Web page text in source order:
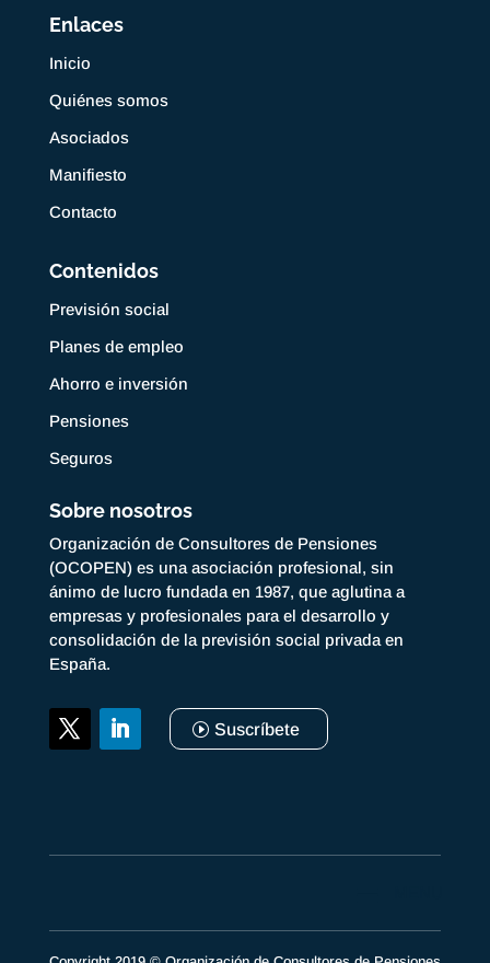
Enlaces
Inicio
Quiénes somos
Asociados
Manifiesto
Contacto
Contenidos
Previsión social
Planes de empleo
Ahorro e inversión
Pensiones
Seguros
Sobre nosotros
Organización de Consultores de Pensiones
(OCOPEN) es una asociación profesional, sin
ánimo de lucro fundada en 1987, que aglutina a
empresas y profesionales para el desarrollo y
consolidación de la previsión social privada en
España.
Suscríbete